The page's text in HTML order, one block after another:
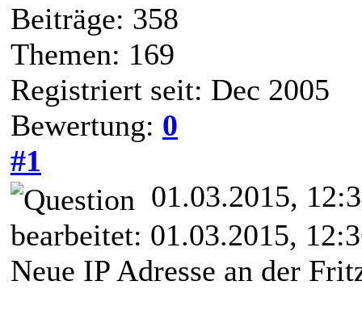
Beiträge: 358
Themen: 169
Registriert seit: Dec 2005
Bewertung: 0
#1
01.03.2015,
bearbeitet: 01.03.2015,
Neue IP Adresse an der